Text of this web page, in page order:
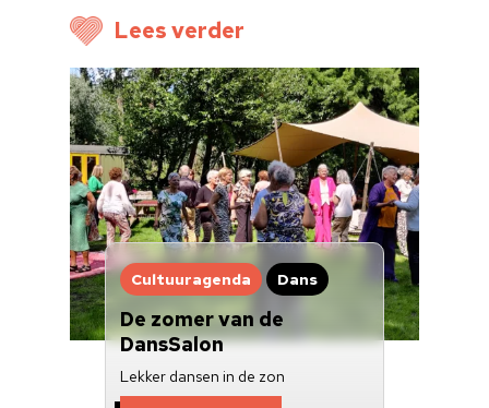
Lees verder
Cultuuragenda Dans
De zomer van de
DansSalon
Lekker dansen in de zon
Over ons
Nieuwsbrief
Doneren